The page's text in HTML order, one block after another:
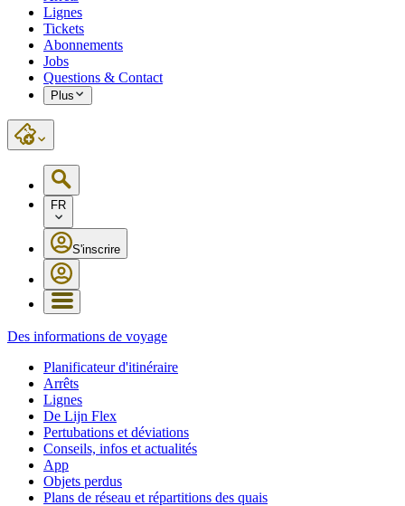
Lignes
Tickets
Abonnements
Jobs
Questions & Contact
Plus
FR
S'inscrire
Des informations de voyage
Planificateur d'itinéraire
Arrêts
Lignes
De Lijn Flex
Pertubations et déviations
Conseils, infos et actualités
App
Objets perdus
Plans de réseau et répartitions des quais